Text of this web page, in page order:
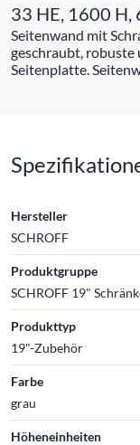
33 HE, 1600 H,
Seitenwand mit
geschraubt, robuste
Seitenplatte.
Hersteller
SCHROFF
Produktgruppe
SCHROFF 19"
Produkttyp
19"-Zubehör
Farbe
grau
Höheneinheiten